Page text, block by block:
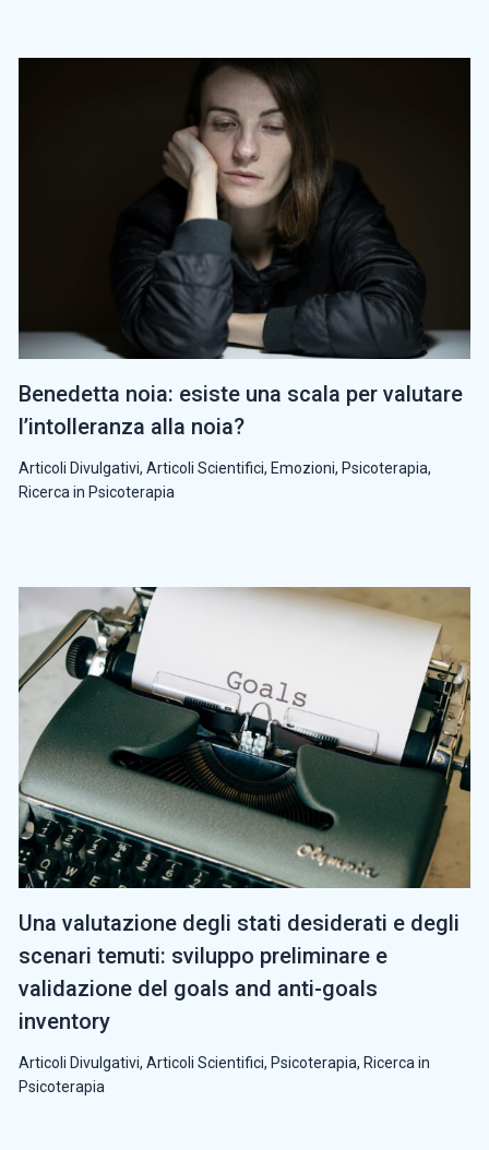
Benedetta noia: esiste una scala per valutare
l’intolleranza alla noia?
Articoli Divulgativi, Articoli Scientifici, Emozioni, Psicoterapia,
Ricerca in Psicoterapia
Una valutazione degli stati desiderati e degli
scenari temuti: sviluppo preliminare e
validazione del goals and anti-goals
inventory
Articoli Divulgativi, Articoli Scientifici, Psicoterapia, Ricerca in
Psicoterapia